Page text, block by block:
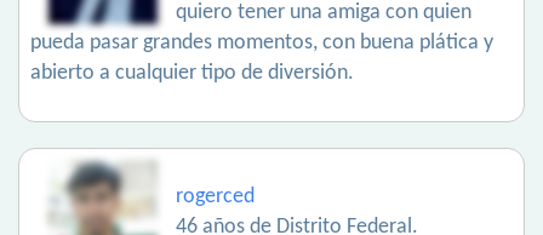
quiero tener una amiga con quien
pueda pasar grandes momentos, con buena plática y
abierto a cualquier tipo de diversión.
rogerced
46 años de Distrito Federal.